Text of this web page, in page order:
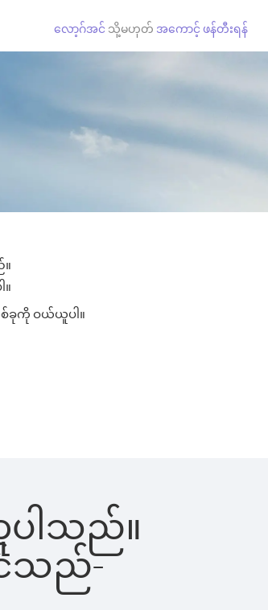
လော့ဂ်အင် သို့မဟုတ် အကောင့် ဖန်တီးရန်
စ်ခုကို ဝယ်ယူပါ။
ပါသည်။
င်သည်-